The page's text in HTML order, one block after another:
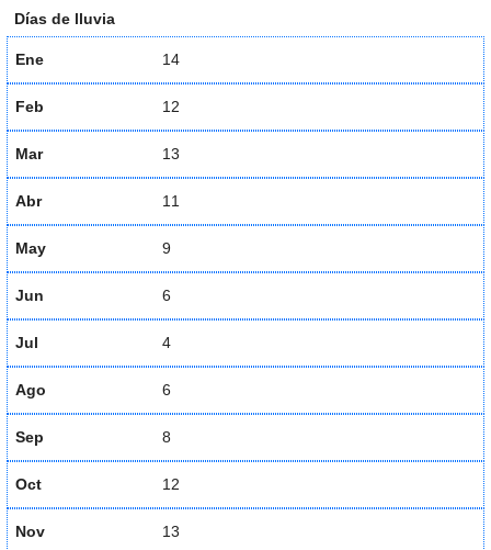
Días de lluvia
Ene 14
Feb 12
Mar 13
Abr 11
May 9
Jun 6
Jul 4
Ago 6
Sep 8
Oct 12
Nov 13